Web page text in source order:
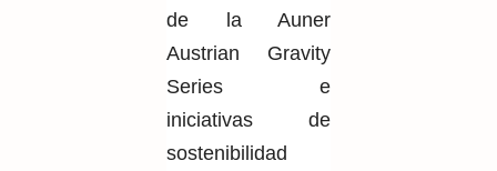
de la Auner
Austrian Gravity
Series e
iniciativas de
sostenibilidad